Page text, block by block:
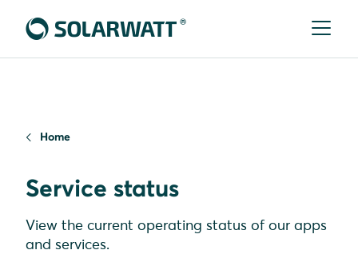
Home
Service status
View the current operating status of our apps
and services.